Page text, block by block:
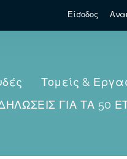
Είσοδος
Τομείς &
ΓΙΑ ΤΑ 50